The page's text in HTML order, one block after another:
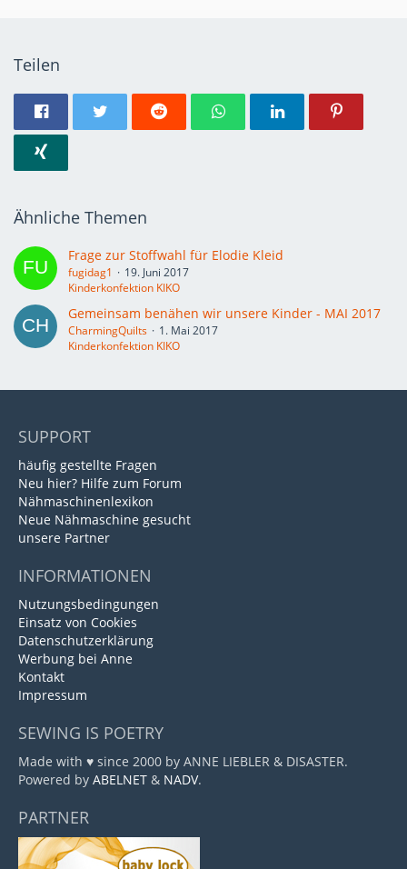
Teilen
Ähnliche Themen
Frage zur Stoffwahl für Elodie Kleid
fugidag1
19. Juni 2017
Kinderkonfektion KIKO
Gemeinsam benähen wir unsere Kinder - MAI 2017
CharmingQuilts
1. Mai 2017
Kinderkonfektion KIKO
SUPPORT
häufig gestellte Fragen
Neu hier? Hilfe zum Forum
Nähmaschinenlexikon
Neue Nähmaschine gesucht
unsere Partner
INFORMATIONEN
Nutzungsbedingungen
Einsatz von Cookies
Datenschutzerklärung
Werbung bei Anne
Kontakt
Impressum
SEWING IS POETRY
Made with ♥ since 2000 by ANNE LIEBLER & DISASTER.
Powered by ABELNET & NADV.
PARTNER